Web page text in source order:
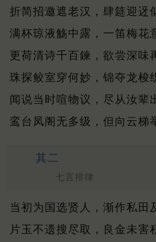
折简招邀遮老汉，肆筵迎迓
满杯琼液觞中露，一笛梅花
更荷清诗千百鍊，欲尝深味
珠探鲛室穿何妙，锦夺龙梭
闻说当时喧物议，尽从汝辈
鸾台凤阁无多级，但向云梯
其二
七言排律
当初为国选贤人，渐作私田
片玉不遗搜尽取，良金未害